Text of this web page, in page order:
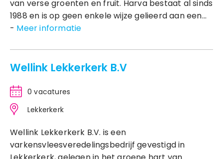
van verse groenten en fruit. Harva bestaat al sinds
1988 en is op geen enkele wijze gelieerd aan een...
- Meer informatie
Wellink Lekkerkerk B.V
0 vacatures
Lekkerkerk
Wellink Lekkerkerk B.V. is een
varkensvleesveredelingsbedrijf gevestigd in